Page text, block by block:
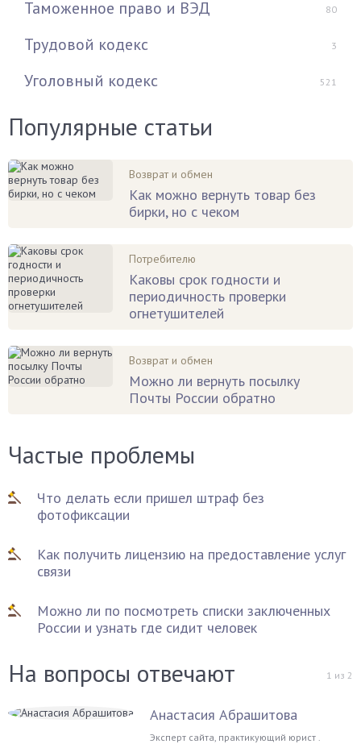
Таможенное право и ВЭД 80
Трудовой кодекс 3
Уголовный кодекс 521
Популярные статьи
Возврат и обмен
Как можно вернуть товар без
бирки, но с чеком
Потребителю
Каковы срок годности и
периодичность проверки
огнетушителей
Возврат и обмен
Можно ли вернуть посылку
Почты России обратно
Частые проблемы
Что делать если пришел штраф без
фотофиксации
Как получить лицензию на предоставление услуг
связи
Можно ли по посмотреть списки заключенных
России и узнать где сидит человек
На вопросы отвечают 1 из 2
Анастасия Абрашитова
Эксперт сайта, практикующий юрист .